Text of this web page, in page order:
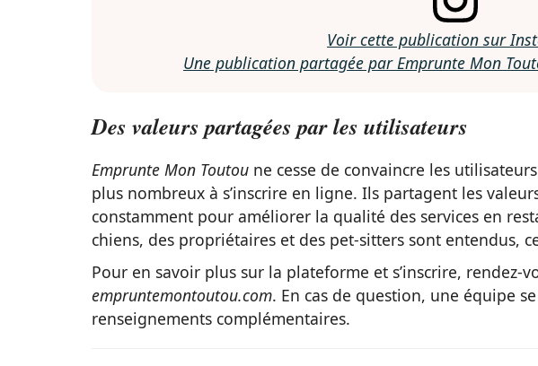
Voir cette publication sur
Une publication partagée par Emprunte Mon
Des valeurs partagées par les utilisateurs
Emprunte Mon Toutou ne cesse de convaincre les
plus nombreux à s’inscrire en ligne. Ils partagent les
constamment pour améliorer la qualité des services en
chiens, des propriétaires et des pet-sitters sont entendus,
Pour en savoir plus sur la plateforme et s’inscrire, rendez-
empruntemontoutou.com. En cas de question, une équipe
renseignements complémentaires.